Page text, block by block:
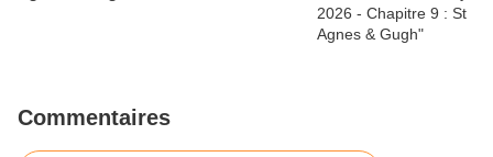
Commentaires